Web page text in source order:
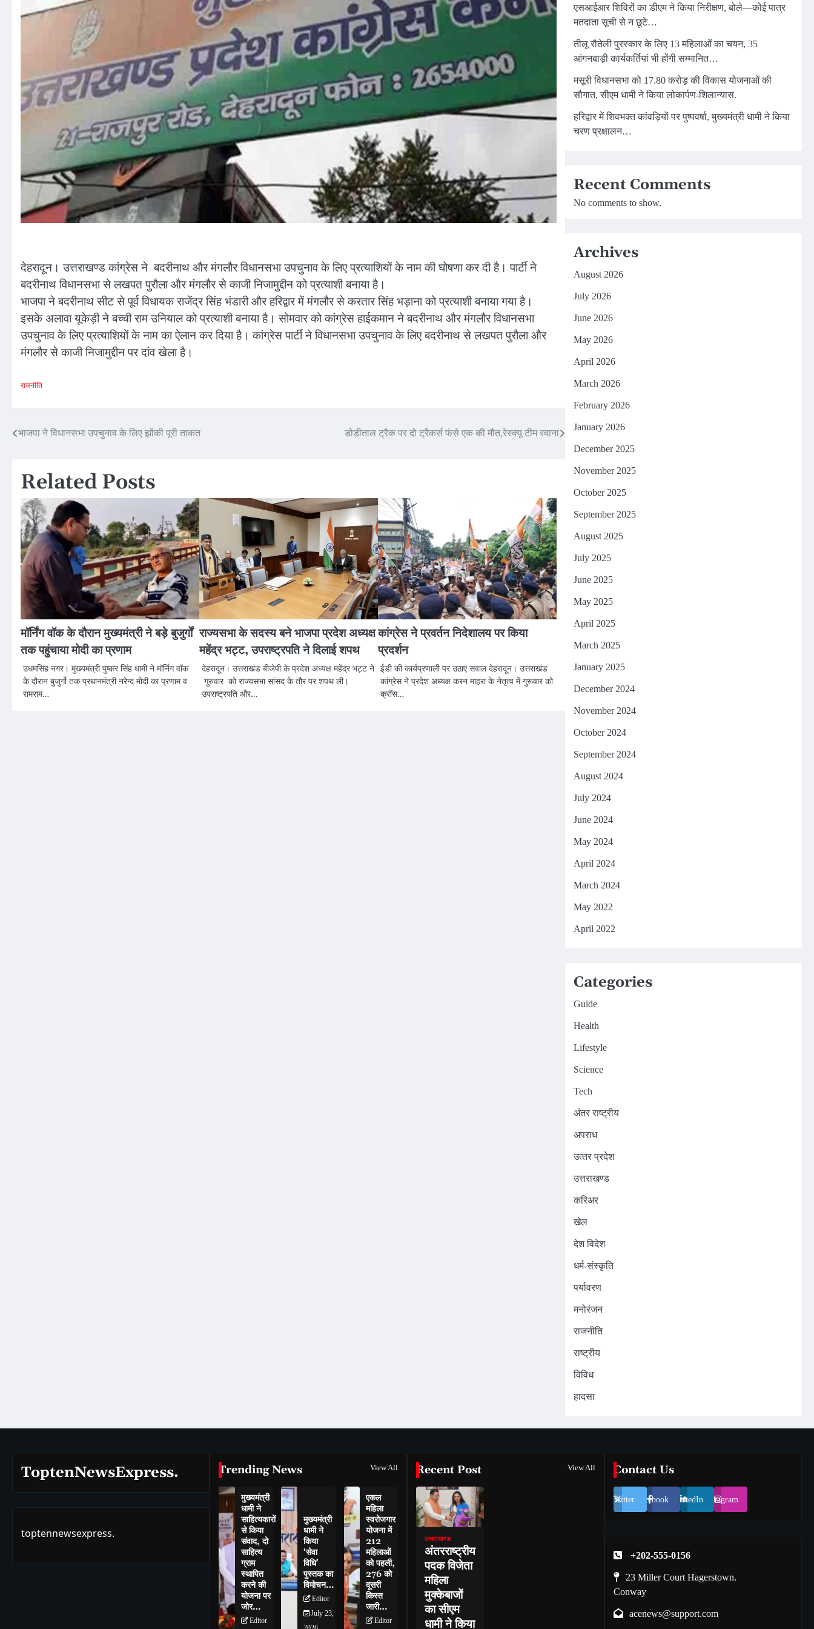
देहरादून। उत्तराखण्ड कांग्रेस ने बदरीनाथ और मंगलौर विधानसभा उपचुनाव के लिए प्रत्याशियों के नाम की घोषणा कर दी है। पार्टी ने
बदरीनाथ विधानसभा से लखपत पुरौला और मंगलौर से काजी निजामुद्दीन को प्रत्याशी बनाया है।
भाजपा ने बदरीनाथ सीट से पूर्व विधायक राजेंद्र सिंह भंडारी और हरिद्वार में मंगलौर से करतार सिंह भड़ाना को प्रत्याशी बनाया गया है।
इसके अलावा यूकेड़ी ने बच्ची राम उनियाल को प्रत्याशी बनाया है। सोमवार को कांग्रेस हाईकमान ने बदरीनाथ और मंगलौर विधानसभा
उपचुनाव के लिए प्रत्याशियों के नाम का ऐलान कर दिया है। कांग्रेस पार्टी ने विधानसभा उपचुनाव के लिए बदरीनाथ से लखपत पुरौला और
मंगलौर से काजी निजामुद्दीन पर दांव खेला है।
राजनीति
Post
भाजपा ने विधानसभा उपचुनाव के लिए झोंकी पूरी ताकत डोडीताल ट्रैक पर दो ट्रैकर्स फंसे एक की मौत,रेस्क्यू टीम रवाना
Related Posts
मॉर्निंग वॉक के दौरान मुख्यमंत्री ने बड़े बुजुर्गों
तक पहुंचाया मोदी का प्रणाम
उधमसिंह नगर। मुख्यमंत्री पुष्कर सिंह धामी ने मॉर्निग वॉक
के दौरान बुजुर्गो तक प्रधानमंत्री नरेन्द मोदी का प्रणाम व
रामराम…
राज्यसभा के सदस्य बने भाजपा प्रदेश अध्यक्ष
महेंद्र भट्ट, उपराष्ट्रपति ने दिलाई शपथ
देहरादून। उत्तराखंड बीजेपी के प्रदेश अध्यक्ष महेंद्र भट्ट ने
गुरुवार को राज्यसभा सांसद के तौर पर शपथ ली।
उपराष्ट्रपति और…
कांग्रेस ने प्रवर्तन निदेशालय पर किया
प्रदर्शन
ईडी की कार्यप्रणाली पर उठाए सवाल देहरादून। उत्तराखंड
कांग्रेस ने प्रदेश अध्यक्ष करन माहरा के नेतृत्व में गुरूवार को
क्रॉस…
एसआईआर शिविरों का डीएम ने किया निरीक्षण, बोले—कोई पात्र
मतदाता सूची से न छूटे…
तीलू रौतेली पुरस्कार के लिए 13 महिलाओं का चयन, 35
आंगनबाड़ी कार्यकर्तियां भी होंगी सम्मानित…
मसूरी विधानसभा को 17.80 करोड़ की विकास योजनाओं की
सौगात, सीएम धामी ने किया लोकार्पण-शिलान्यास.
हरिद्वार में शिवभक्त कांवड़ियों पर पुष्पवर्षा, मुख्यमंत्री धामी ने किया
चरण प्रक्षालन…
Recent Comments
No comments to show.
Archives
August 2026
July 2026
June 2026
May 2026
April 2026
March 2026
February 2026
January 2026
December 2025
November 2025
October 2025
September 2025
August 2025
July 2025
June 2025
May 2025
April 2025
March 2025
January 2025
December 2024
November 2024
October 2024
September 2024
August 2024
July 2024
June 2024
May 2024
April 2024
March 2024
May 2022
April 2022
Categories
Guide
Health
Lifestyle
Science
Tech
अंतर राष्ट्रीय
अपराध
उत्‍तर प्रदेश
उत्तराखण्ड
करिअर
खेल
देश विदेश
धर्म-संस्कृति
पर्यावरण
मनोरंजन
राजनीति
राष्ट्रीय
विविध
हादसा
ToptenNewsExpress.
toptennewsexpress.
Trending News View All
मुख्यमंत्री
धामी ने
साहित्यकारों
से किया
संवाद, दो
साहित्य
ग्राम
स्थापित
करने की
योजना पर
जोर…
Editor
मुख्यमंत्री
धामी ने
किया
‘सेवा
विधि’
पुस्तक का
विमोचन…
Editor
July 23,
एकल
महिला
स्वरोजगार
योजना में
212
महिलाओं
को पहली,
276 को
दूसरी
किस्त
जारी…
Editor
Recent Post View All
उत्तराखण्ड
अंतरराष्ट्रीय
पदक विजेता
महिला
मुक्केबाजों
का सीएम
धामी ने किया
Contact Us
Twitter Facebook LinkedIn Instagram
+202-555-0156
23 Miller Court Hagerstown.
Conway
acenews@support.com